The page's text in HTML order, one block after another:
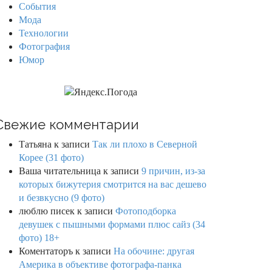
События
Мода
Технологии
Фотография
Юмор
комментарии
Татьяна к записи Так ли плохо в Северной
Корее (31 фото)
Ваша читательница к записи 9 причин, из-за
которых бижутерия смотрится на вас дешево
и безвкусно (9 фото)
люблю писек к записи Фотоподборка
девушек с пышными формами плюс сайз (34
фото) 18+
Коментаторъ к записи На обочине: другая
Америка в объективе фотографа-панка